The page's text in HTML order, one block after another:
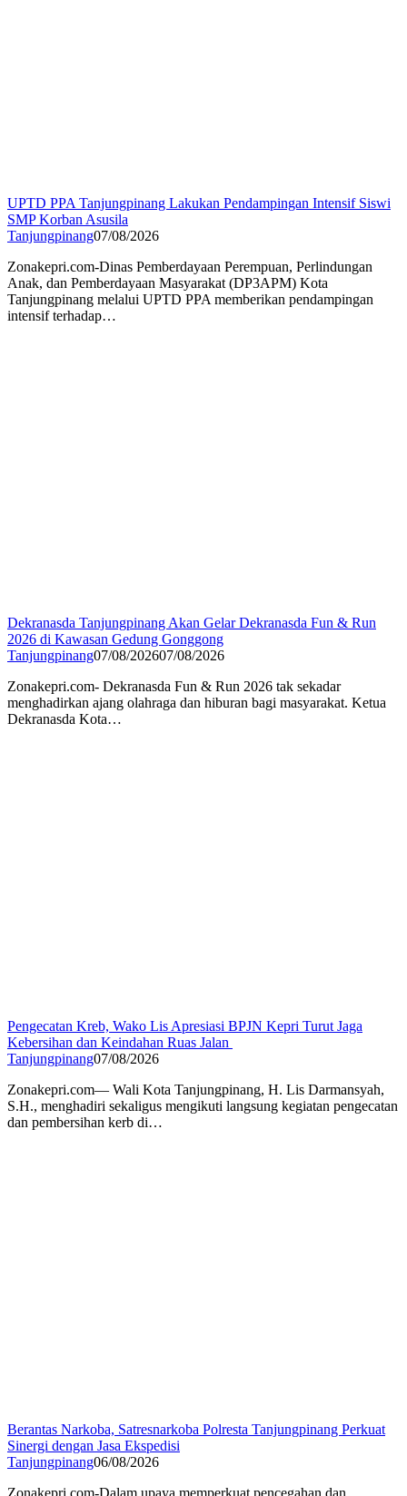
UPTD PPA Tanjungpinang Lakukan Pendampingan Intensif Siswi
SMP Korban Asusila
Tanjungpinang07/08/2026
Zonakepri.com-Dinas Pemberdayaan Perempuan, Perlindungan
Anak, dan Pemberdayaan Masyarakat (DP3APM) Kota
Tanjungpinang melalui UPTD PPA memberikan pendampingan
intensif terhadap…
Dekranasda Tanjungpinang Akan Gelar Dekranasda Fun & Run
2026 di Kawasan Gedung Gonggong
Tanjungpinang07/08/202607/08/2026
Zonakepri.com- Dekranasda Fun & Run 2026 tak sekadar
menghadirkan ajang olahraga dan hiburan bagi masyarakat. Ketua
Dekranasda Kota…
Pengecatan Kreb, Wako Lis Apresiasi BPJN Kepri Turut Jaga
Kebersihan dan Keindahan Ruas Jalan
Tanjungpinang07/08/2026
Zonakepri.com— Wali Kota Tanjungpinang, H. Lis Darmansyah,
S.H., menghadiri sekaligus mengikuti langsung kegiatan pengecatan
dan pembersihan kerb di…
Berantas Narkoba, Satresnarkoba Polresta Tanjungpinang Perkuat
Sinergi dengan Jasa Ekspedisi
Tanjungpinang06/08/2026